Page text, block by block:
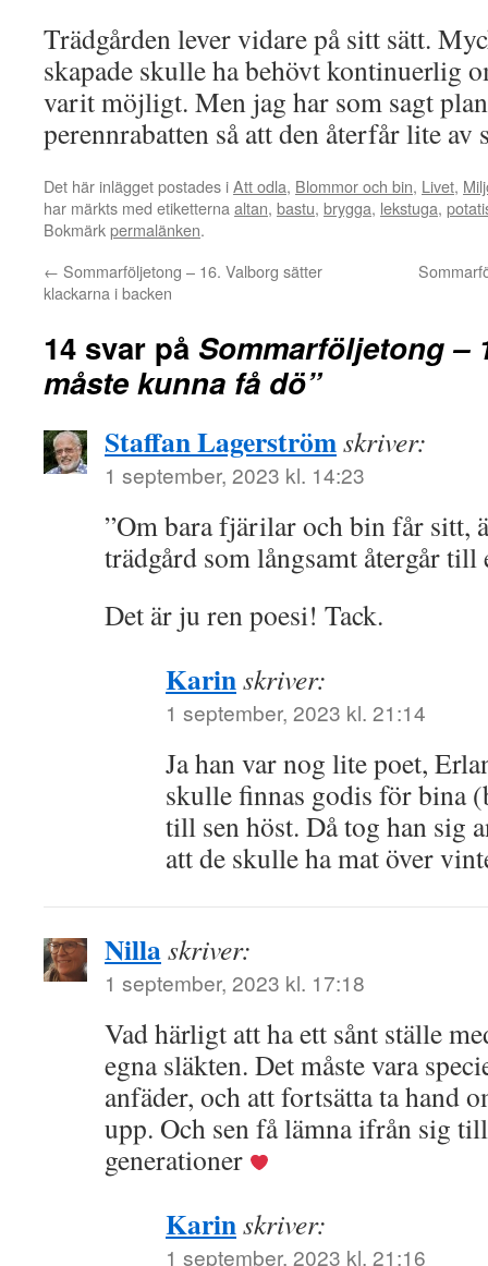
Trädgården lever vidare på sitt sätt.
skapade skulle ha behövt kontinuerlig
varit möjligt. Men jag har som sagt
perennrabatten så att den återfår lite av
Det här inlägget postades iAtt odla, Blommor och bin, Livet,
har märkts med etiketterna altan, bastu, brygga, lekstuga,
Bokmärkpermalänken.
← Sommarföljetong – 16. Valborg sätter
klackarna i backen
14 svar på Sommarföljetong –
måste kunna få dö”
Staffan Lagerströmskriver:
1 september, 2023 kl. 14:23
”Om bara fjärilar och bin får sitt,
trädgård som långsamt återgår
Det är ju ren poesi! Tack.
Karinskriver:
1 september, 2023 kl. 21:14
Ja han var nog lite poet,
skulle finnas godis för bina
till sen höst. Då tog han sig
att de skulle ha mat över
Nillaskriver:
1 september, 2023 kl. 17:18
Vad härligt att ha ett sånt ställe
egna släkten. Det måste vara
anfäder, och att fortsätta ta hand
upp. Och sen få lämna ifrån sig
generationer
Karinskriver:
1 september, 2023 kl. 21:16